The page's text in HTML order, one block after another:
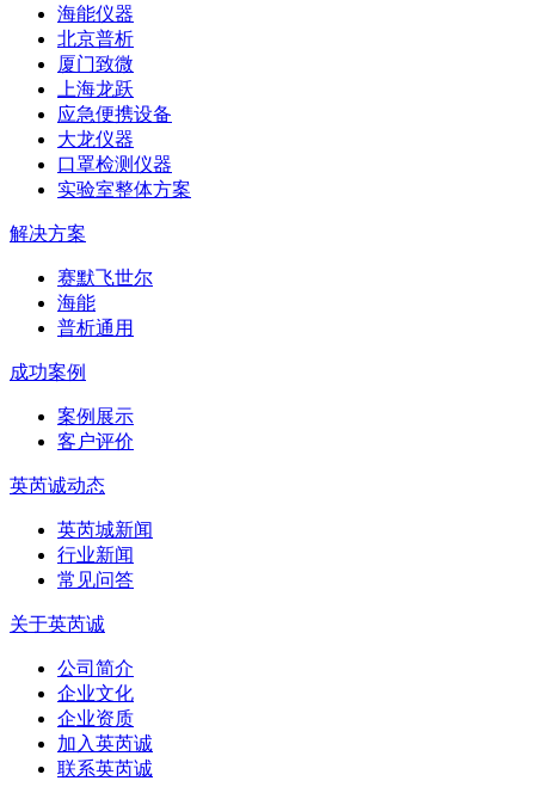
海能仪器
北京普析
厦门致微
上海龙跃
应急便携设备
大龙仪器
口罩检测仪器
实验室整体方案
解决方案
赛默飞世尔
海能
普析通用
成功案例
案例展示
客户评价
英芮诚动态
英芮城新闻
行业新闻
常见问答
关于英芮诚
公司简介
企业文化
企业资质
加入英芮诚
联系英芮诚